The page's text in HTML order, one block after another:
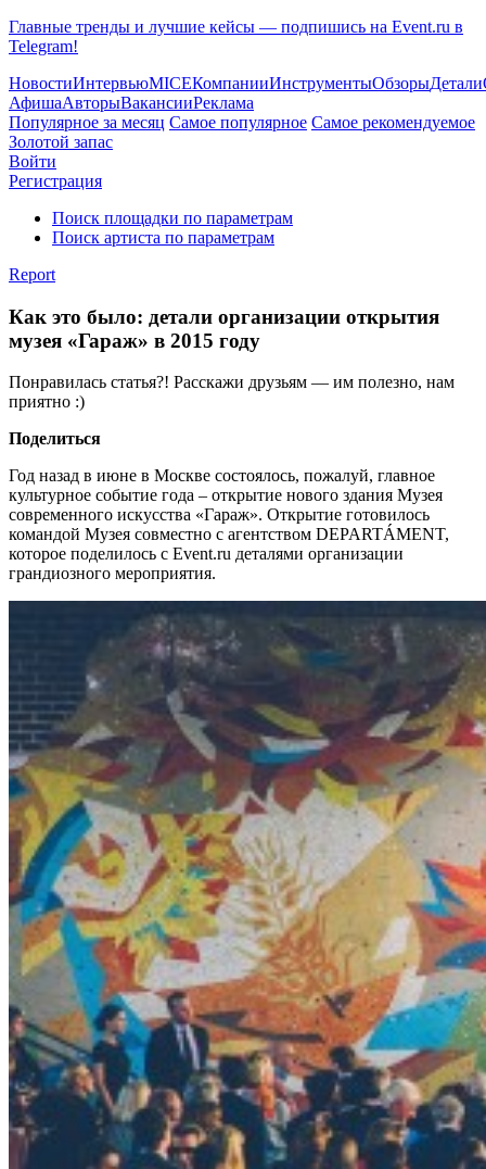
Главные тренды и лучшие кейсы — подпишись на Event.ru в
Telegram!
НовостиИнтервьюMICEКомпанииИнструментыОбзорыДетали
АфишаАвторыВакансииРеклама
Популярное за месяц Самое популярное Самое рекомендуемое
Золотой запас
Войти
Регистрация
Поиск площадки по параметрам
Поиск артиста по параметрам
Report
Как это было: детали организации открытия
музея «Гараж» в 2015 году
Понравилась статья?! Расскажи друзьям — им полезно, нам
приятно :)
Поделиться
Год назад в июне в Москве состоялось, пожалуй, главное
культурное событие года – открытие нового здания Музея
современного искусства «Гараж». Открытие готовилось
командой Музея совместно с агентством DEPARTÁMENT,
которое поделилось с Event.ru деталями организации
грандиозного мероприятия.